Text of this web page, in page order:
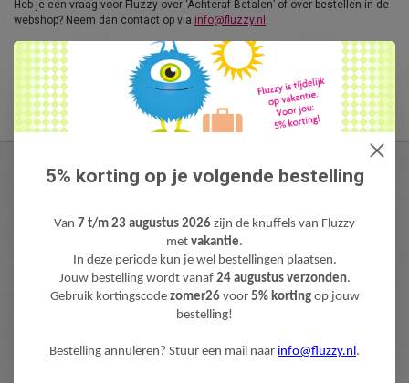
Heb je een vraag voor Fluzzy over ‘Achteraf Betalen’ of over bestellen in de
webshop? Neem dan contact op via info@fluzzy.nl
FLUZZY
INFO@FLUZZY.NL
Fluzzy is de webshop met bijzondere Knuffels & Pluche! Lieve teddyberen,
mooie knuffeldieren, gekke fantasie & fun knuffels, pluche figuren bekend
van Film & TV en zacht pluche baby speelgoed. Levertijd: 1-3 werdagen.
Gratis verzending (NL) boven €40,-
5% korting op je volgende bestelling
Van 7 t/m 23 augustus 2026 zijn de knuffels van Fluzzy
met vakantie.
In deze periode kun je wel bestellingen plaatsen.
Jouw bestelling wordt vanaf 24 augustus verzonden.
Gebruik kortingscode zomer26 voor 5% kortingop jouw
bestelling!
Bestelling annuleren? Stuur een mail naar info@fluzzy.nl.